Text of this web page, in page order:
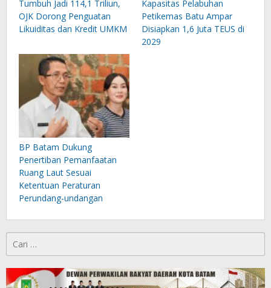
Tumbuh Jadi 114,1 Triliun,
OJK Dorong Penguatan
Likuiditas dan Kredit UMKM
Kapasitas Pelabuhan
Petikemas Batu Ampar
Disiapkan 1,6 Juta TEUS di
2029
BP Batam Dukung
Penertiban Pemanfaatan
Ruang Laut Sesuai
Ketentuan Peraturan
Perundang-undangan
untuk: